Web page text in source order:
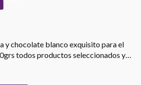
y chocolate blanco exquisito para el
todos productos seleccionados y…